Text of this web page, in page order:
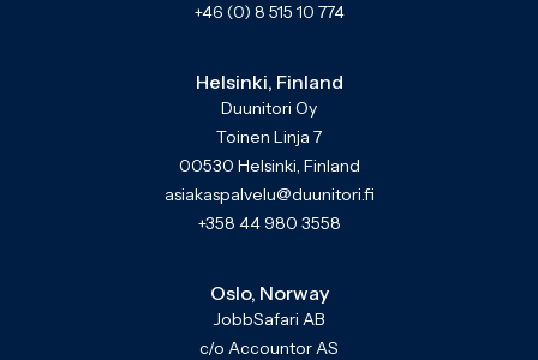
+46 (0) 8 515 10 774
Helsinki, Finland
Duunitori Oy
Toinen Linja 7
00530 Helsinki, Finland
asiakaspalvelu@duunitori.fi
+358 44 980 3558
Oslo, Norway
JobbSafari AB
c/o Accountor AS